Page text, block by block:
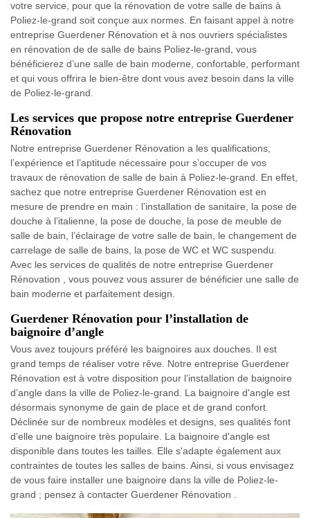
votre service, pour que la rénovation de votre salle de bains à
Poliez-le-grand soit conçue aux normes. En faisant appel à notre
entreprise Guerdener Rénovation et à nos ouvriers spécialistes
en rénovation de de salle de bains Poliez-le-grand, vous
bénéficierez d’une salle de bain moderne, confortable, performant
et qui vous offrira le bien-être dont vous avez besoin dans la ville
de Poliez-le-grand.
Les services que propose notre entreprise Guerdener
Rénovation
Notre entreprise Guerdener Rénovation a les qualifications,
l’expérience et l’aptitude nécessaire pour s’occuper de vos
travaux de rénovation de salle de bain à Poliez-le-grand. En effet,
sachez que notre entreprise Guerdener Rénovation est en
mesure de prendre en main : l’installation de sanitaire, la pose de
douche à l’italienne, la pose de douche, la pose de meuble de
salle de bain, l’éclairage de votre salle de bain, le changement de
carrelage de salle de bains, la pose de WC et WC suspendu.
Avec les services de qualités de notre entreprise Guerdener
Rénovation , vous pouvez vous assurer de bénéficier une salle de
bain moderne et parfaitement design.
Guerdener Rénovation pour l’installation de
baignoire d’angle
Vous avez toujours préféré les baignoires aux douches. Il est
grand temps de réaliser votre rêve. Notre entreprise Guerdener
Rénovation est à votre disposition pour l’installation de baignoire
d’angle dans la ville de Poliez-le-grand. La baignoire d'angle est
désormais synonyme de gain de place et de grand confort.
Déclinée sur de nombreux modèles et designs, ses qualités font
d'elle une baignoire très populaire. La baignoire d'angle est
disponible dans toutes les tailles. Elle s'adapte également aux
contraintes de toutes les salles de bains. Ainsi, si vous envisagez
de vous faire installer une baignoire dans la ville de Poliez-le-
grand ; pensez à contacter Guerdener Rénovation .